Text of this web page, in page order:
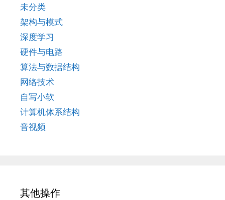
未分类
架构与模式
深度学习
硬件与电路
算法与数据结构
网络技术
自写小软
计算机体系结构
音视频
其他操作